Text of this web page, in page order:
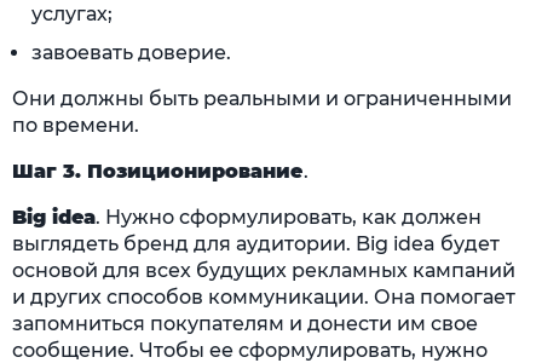
услугах;
завоевать доверие.
Они должны быть реальными и ограниченными
по времени.
Шаг 3. Позиционирование.
Big idea. Нужно сформулировать, как должен
выглядеть бренд для аудитории. Big idea будет
основой для всех будущих рекламных кампаний
и других способов коммуникации. Она помогает
запомниться покупателям и донести им свое
сообщение. Чтобы ее сформулировать, нужно